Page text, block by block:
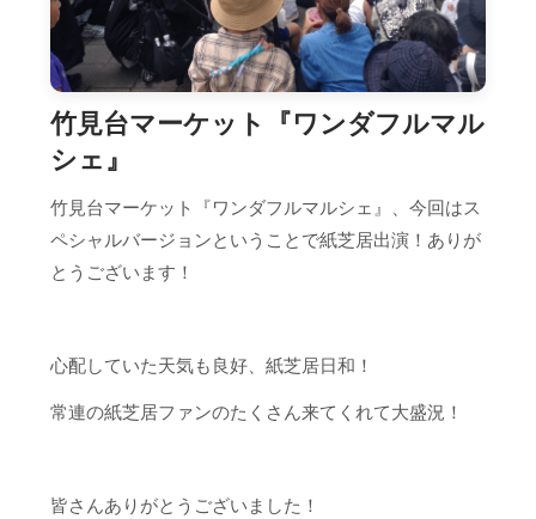
竹見台マーケット『ワンダフルマル
シェ』
竹見台マーケット『ワンダフルマルシェ』、今回はス
ペシャルバージョンということで紙芝居出演！ありが
とうございます！
心配していた天気も良好、紙芝居日和！
常連の紙芝居ファンのたくさん来てくれて大盛況！
皆さんありがとうございました！